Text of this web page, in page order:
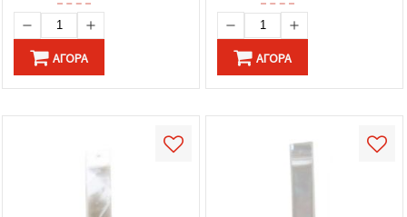
ΑΓΟΡΆ ΑΓΟΡΆ